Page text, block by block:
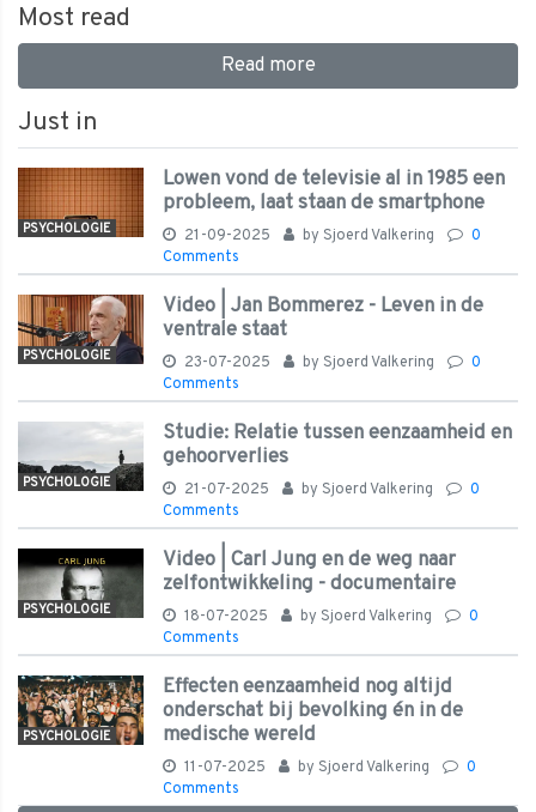
Most read
Read more
Just in
PSYCHOLOGIE
Lowen vond de televisie al in 1985 een
probleem, laat staan de smartphone
21-09-2025 by Sjoerd Valkering
0
Comments
PSYCHOLOGIE
Video | Jan Bommerez - Leven in de
ventrale staat
23-07-2025 by Sjoerd Valkering
0
Comments
PSYCHOLOGIE
Studie: Relatie tussen eenzaamheid en
gehoorverlies
21-07-2025 by Sjoerd Valkering
0
Comments
PSYCHOLOGIE
Video | Carl Jung en de weg naar
zelfontwikkeling - documentaire
18-07-2025 by Sjoerd Valkering
0
Comments
PSYCHOLOGIE
Effecten eenzaamheid nog altijd
onderschat bij bevolking én in de
medische wereld
11-07-2025 by Sjoerd Valkering
0
Comments